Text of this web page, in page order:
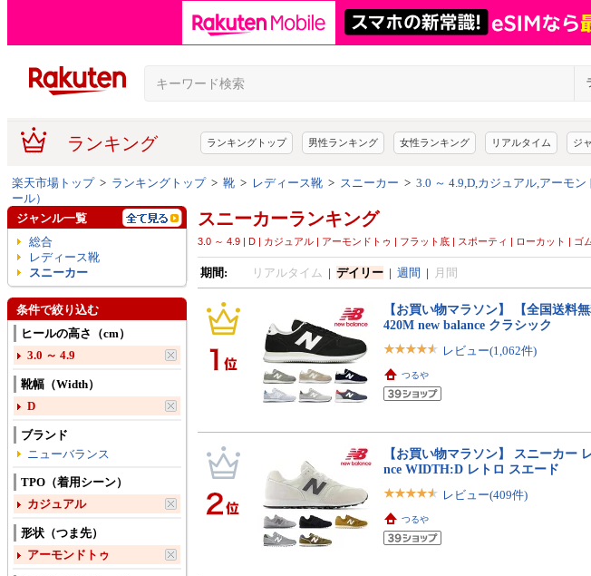
ランキング ランキングトップ 男性ランキング 女性ランキング リアルタイム ジ
楽天市場トップ> ランキングトップ> 靴 > レディース靴 > スニーカー > 3.0 ～ 4.9,D,カジュアル,アーモ
ール）
スニーカーランキング
3.0 ～ 4.9 | D | カジュアル | アーモンドトゥ | フラット底 | スポーティ | ローカット | ゴ
期間: リアルタイム | デイリー| 週間 | 月間
【お買い物マラソン】 【全国送料
420M new balance クラシック
レビュー(1,062件)
つるや
【お買い物マラソン】 スニーカー
nce WIDTH:D レトロ スエード
レビュー(409件)
つるや
ジャンル一覧
総合
レディース靴
スニーカー
条件で絞り込む
ヒールの高さ（cm）
3.0 ～ 4.9
靴幅（Width）
D
ブランド
ニューバランス
TPO（着用シーン）
カジュアル
形状（つま先）
アーモンドトゥ